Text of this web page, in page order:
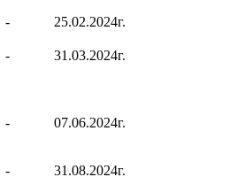
- 25.02.2024г.
- 31.03.2024г.
- 07.06.2024г.
- 31.08.2024г.